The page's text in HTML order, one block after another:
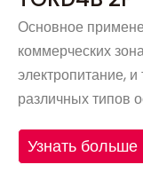
Основное
коммерческих
электропитание,
различных типов
Узнать больше